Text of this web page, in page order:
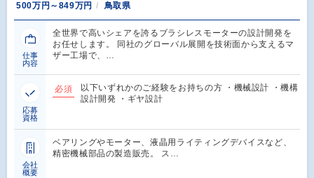
500万円～849万円
鳥取県
仕事
内容
全世界で高いシェアを誇るブラシレスモーターの設計開発を
お任せします。 同社のグローバル展開を技術面から支えるマ
ザー工場で、…
応募
資格
必須
以下いずれかのご経験をお持ちの方 ・機械設計 ・機構
設計開発 ・ギヤ設計
会社
概要
ベアリングやモーター、液晶用ライティングデバイスなど、
精密機械部品の製造販売。 ス…